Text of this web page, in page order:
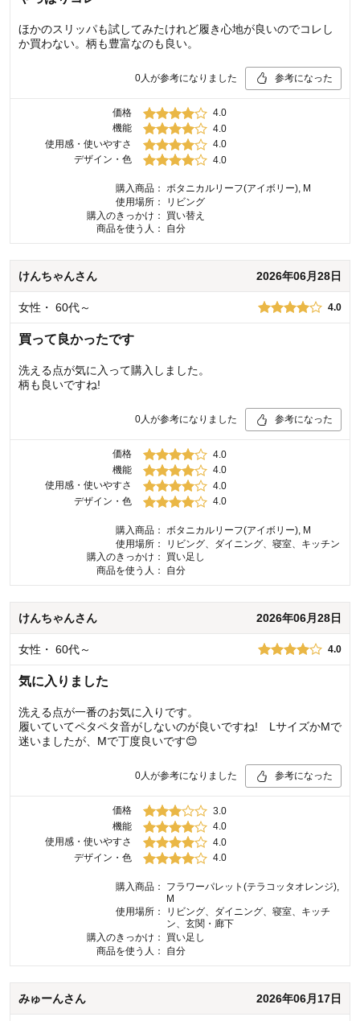
ほかのスリッパも試してみたけれど履き心地が良いのでコレし
か買わない。柄も豊富なのも良い。
0人が参考になりました 参考になった
価格
4.0
機能
4.0
使用感・使いやすさ
4.0
デザイン・色
4.0
購入商品： ボタニカルリーフ(アイボリー), M
使用場所：
リビング
購入のきっかけ：
買い替え
商品を使う人：
自分
けんちゃんさん 2026年06月28日
女性 ・ 60代～ 4.0
買って良かったです
洗える点が気に入って購入しました。
柄も良いですね!
0人が参考になりました 参考になった
価格
4.0
機能
4.0
使用感・使いやすさ
4.0
デザイン・色
4.0
購入商品： ボタニカルリーフ(アイボリー), M
使用場所：
リビング、ダイニング、寝室、キッチン
購入のきっかけ：
買い足し
商品を使う人：
自分
けんちゃんさん 2026年06月28日
女性 ・ 60代～ 4.0
気に入りました
洗える点が一番のお気に入りです。
履いていてペタペタ音がしないのが良いですね! LサイズかMで
迷いましたが、Мで丁度良いです😊
0人が参考になりました 参考になった
価格
3.0
機能
4.0
使用感・使いやすさ
4.0
デザイン・色
4.0
購入商品：
フラワーパレット(テラコッタオレンジ),
M
使用場所：
リビング、ダイニング、寝室、キッチ
ン、玄関・廊下
購入のきっかけ：
買い足し
商品を使う人：
自分
みゅーんさん 2026年06月17日